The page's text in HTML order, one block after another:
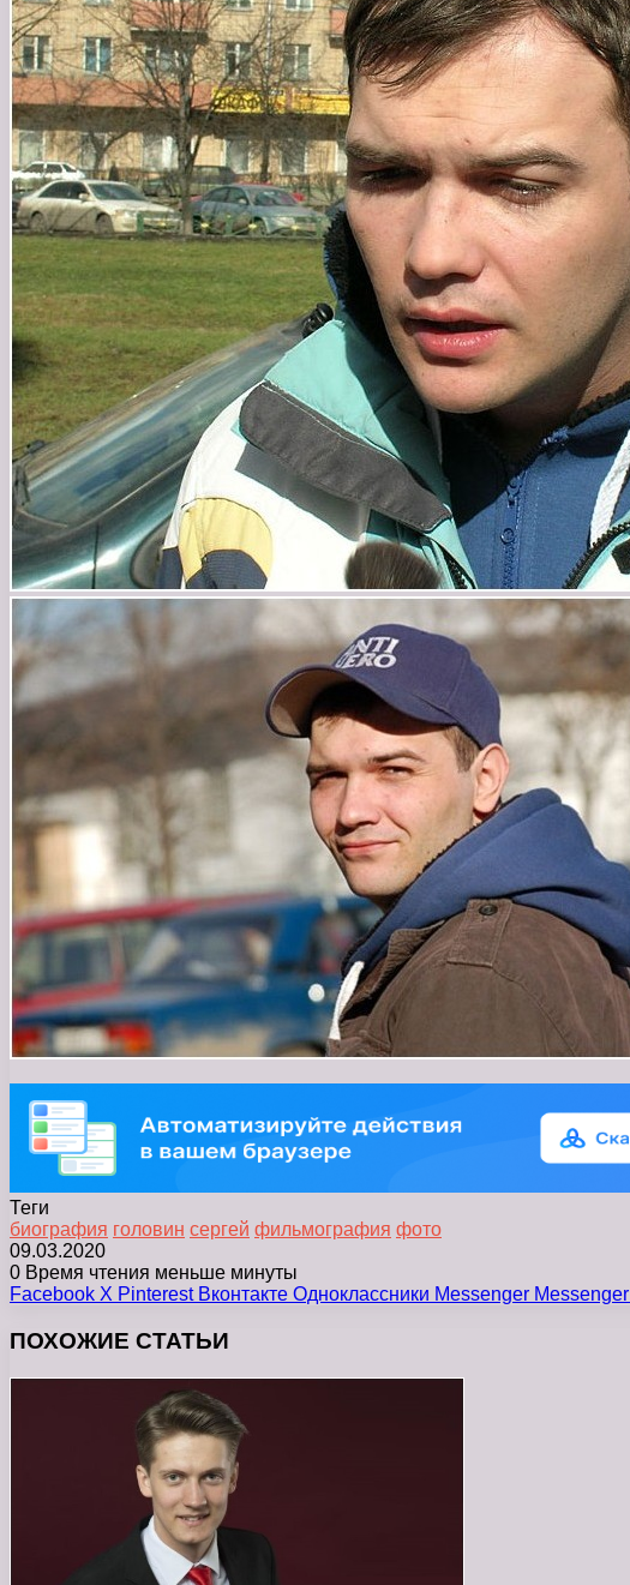
Теги
биография головин сергей фильмография фото
09.03.2020
0 Время чтения меньше минуты
Facebook X Pinterest Вконтакте Одноклассники Messenger Messenger
ПОХОЖИЕ СТАТЬИ